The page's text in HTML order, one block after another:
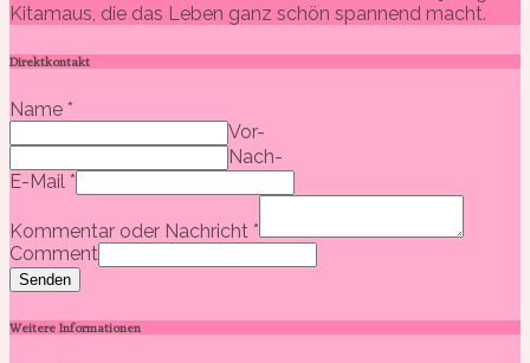
Kitamaus, die das Leben ganz schön spannend macht.
Direktkontakt
Name *
Vor-
Nach-
E-Mail *
Kommentar oder Nachricht *
Comment
Senden
Weitere Informationen